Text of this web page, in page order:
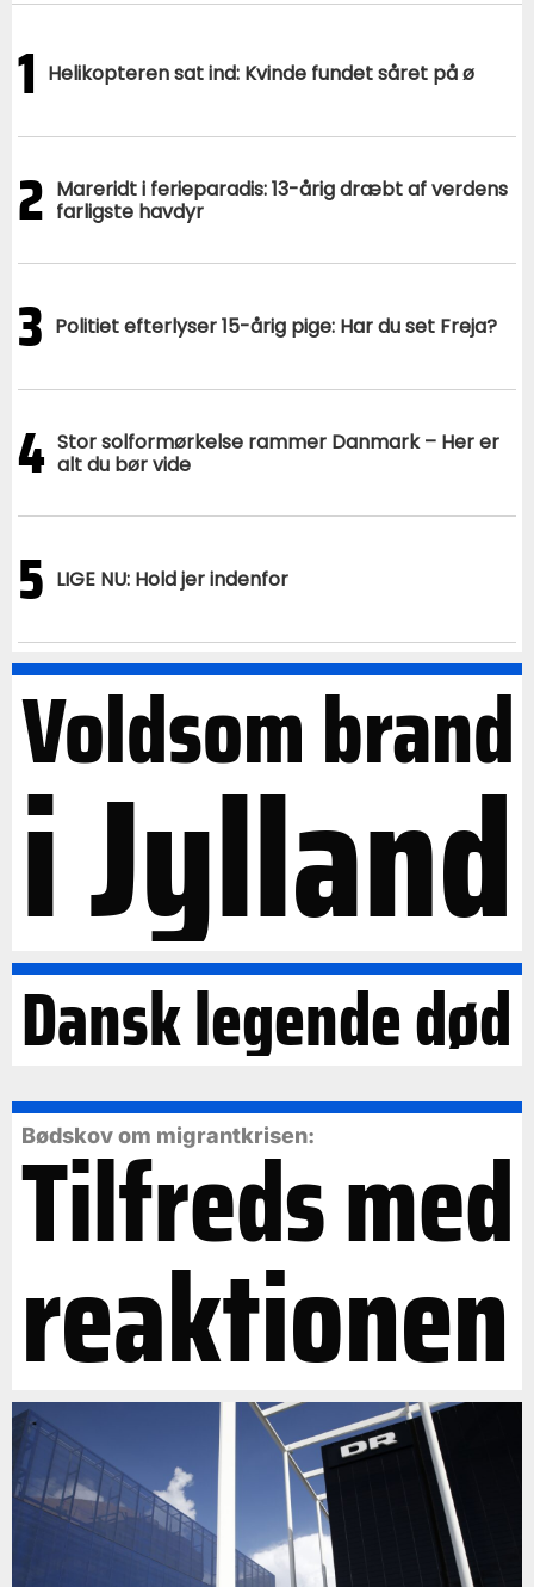
1 Helikopteren sat ind: Kvinde fundet såret på ø
2 Mareridt i ferieparadis: 13-årig dræbt af verdens
farligste havdyr
3 Politiet efterlyser 15-årig pige: Har du set Freja?
4 Stor solformørkelse rammer Danmark – Her er
alt du bør vide
5 LIGE NU: Hold jer indenfor
Voldsom brand
i Jylland
Dansk legende død
Bødskov om migrantkrisen:
Tilfreds med
reaktionen